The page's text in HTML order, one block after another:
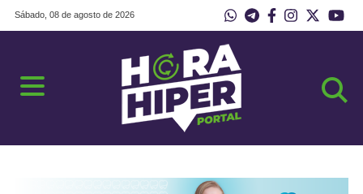
Sábado, 08 de agosto de 2026